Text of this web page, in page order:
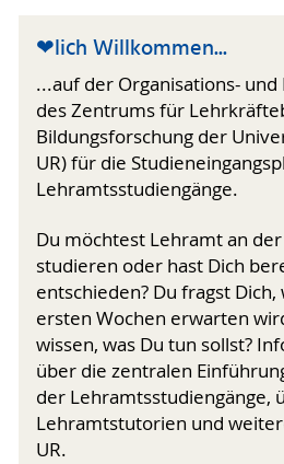
❤lich Willkommen...
...auf der Organisations-
des Zentrums für
Bildungsforschung der
UR) für die
Lehramtsstudiengänge.
Du möchtest Lehramt an
studieren oder hast Dich
entschieden? Du fragst Dich,
ersten Wochen erwarten
wissen, was Du tun sollst?
über die zentralen
der Lehramtsstudiengänge,
Lehramtstutorien und
UR.